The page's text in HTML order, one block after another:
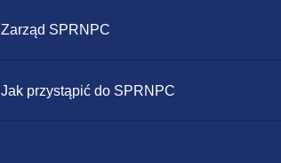
Zarząd SPRNPC
Jak przystąpić do SPRNPC